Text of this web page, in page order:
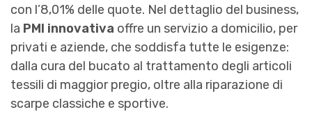
con l’8,01% delle quote. Nel dettaglio del business,
la PMI innovativa offre un servizio a domicilio, per
privati e aziende, che soddisfa tutte le esigenze:
dalla cura del bucato al trattamento degli articoli
tessili di maggior pregio, oltre alla riparazione di
scarpe classiche e sportive.